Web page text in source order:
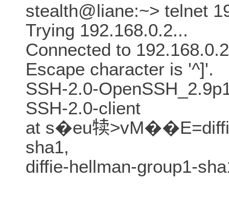
stealth@liane:~> telnet
Trying 192.168.0.2...
Connected to
Escape character is '^]'.
SSH-2.0-
SSH-2.0-client
at s�eu犊
sha1,
diffie-hellman-group1-